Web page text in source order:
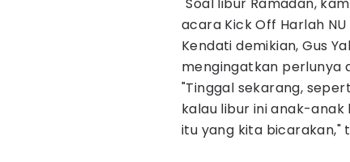
acara Kick Off Harlah NU
Kendati demikian, Gus
mengingatkan perlunya
"Tinggal sekarang,
kalau libur ini anak-
itu yang kita bicarakan,"